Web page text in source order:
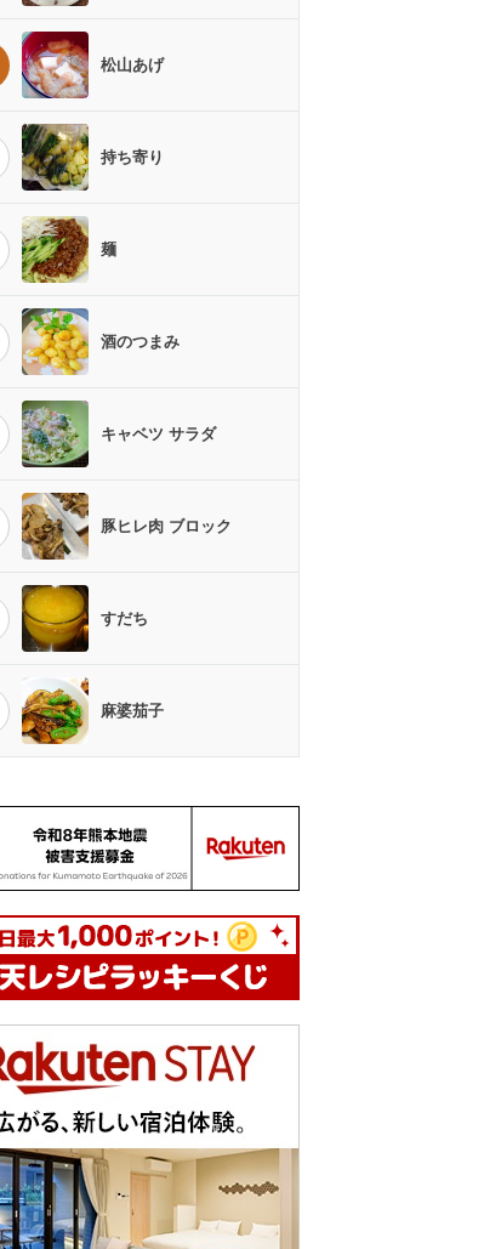
松山あげ
持ち寄り
麺
酒のつまみ
キャベツ サラダ
豚ヒレ肉 ブロック
すだち
麻婆茄子